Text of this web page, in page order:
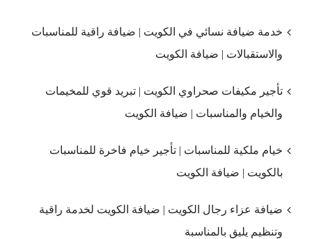
خدمة ضيافة نسائي في الكويت | ضيافة راقية للمناسبات
والاستقبالات | ضيافة الكويت
تأجير مكيفات صحراوي الكويت | تبريد قوي للمخيمات
والخيام والمناسبات | ضيافة الكويت
خيام ملكية للمناسبات | تأجير خيام فاخرة للمناسبات
بالكويت | ضيافة الكويت
ضيافة عزاء رجال الكويت | ضيافة الكويت لخدمة راقية
وتنظيم يليق بالمناسبة